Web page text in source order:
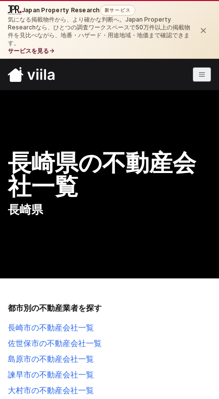
Japan Property Research 新サービス
気になる掲載物件から、より確かな判断へ。Japan Property
Researchなら、ひとつの調査ワークスペースで50万件以上の掲載物
件を見比べながら、地番・ハザード・用途地域・地価まで確認できま
す。
サービスを見る →
×
長崎県の不動産会
社一覧
長崎県
都市別の不動産業者を探す
長崎市の不動産会社一覧
佐世保市の不動産会社一覧
島原市の不動産会社一覧
諫早市の不動産会社一覧
大村市の不動産会社一覧